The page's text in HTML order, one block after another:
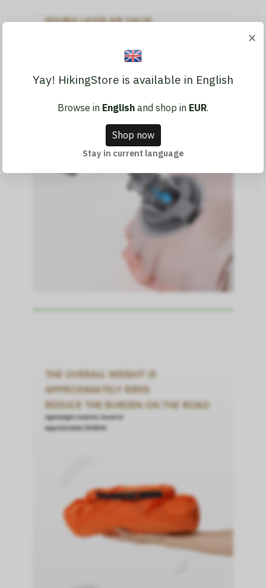
×
Yay! HikingStore is available in English
Browse in English and shop in EUR.
Shop now
Stay in current language